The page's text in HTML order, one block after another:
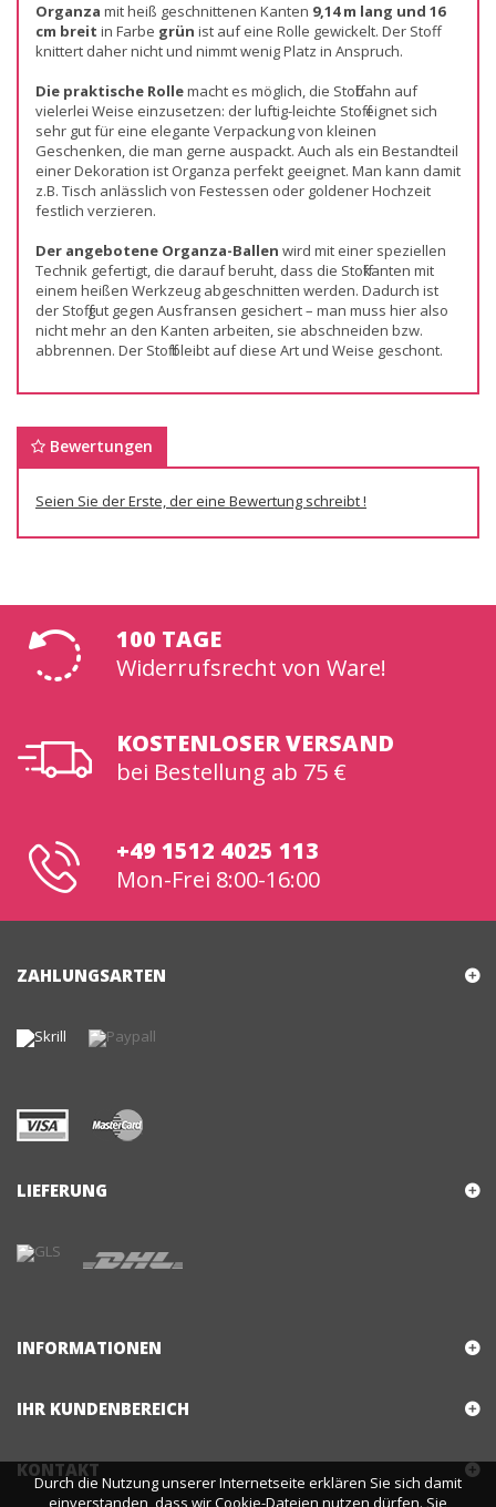
Organza mit heiß geschnittenen Kanten 9,14 m lang und 16
cm breit in Farbe grün ist auf eine Rolle gewickelt. Der Stoff
knittert daher nicht und nimmt wenig Platz in Anspruch.
Die praktische Rollemacht es möglich, die Stoffbahn auf
vielerlei Weise einzusetzen: der luftig-leichte Stoff eignet sich
sehr gut für eine elegante Verpackung von kleinen
Geschenken, die man gerne auspackt. Auch als ein Bestandteil
einer Dekoration ist Organza perfekt geeignet. Man kann damit
z.B. Tisch anlässlich von Festessen oder goldener Hochzeit
festlich verzieren.
Der angebotene Organza-Ballen wird mit einer speziellen
Technik gefertigt, die darauf beruht, dass die Stoffkanten mit
einem heißen Werkzeug abgeschnitten werden. Dadurch ist
der Stoff gut gegen Ausfransen gesichert – man muss hier also
nicht mehr an den Kanten arbeiten, sie abschneiden bzw.
abbrennen. Der Stoff bleibt auf diese Art und Weise geschont.
Bewertungen
Seien Sie der Erste, der eine Bewertung schreibt !
100 TAGE
Widerrufsrecht von Ware!
KOSTENLOSER VERSAND
bei Bestellung ab 75 €
+49 1512 4025 113
Mon-Frei 8:00-16:00
ZAHLUNGSARTEN
LIEFERUNG
INFORMATIONEN
IHR KUNDENBEREICH
KONTAKT
Durch die Nutzung unserer Internetseite erklären Sie sich damit
einverstanden, dass wir Cookie-Dateien nutzen dürfen. Sie